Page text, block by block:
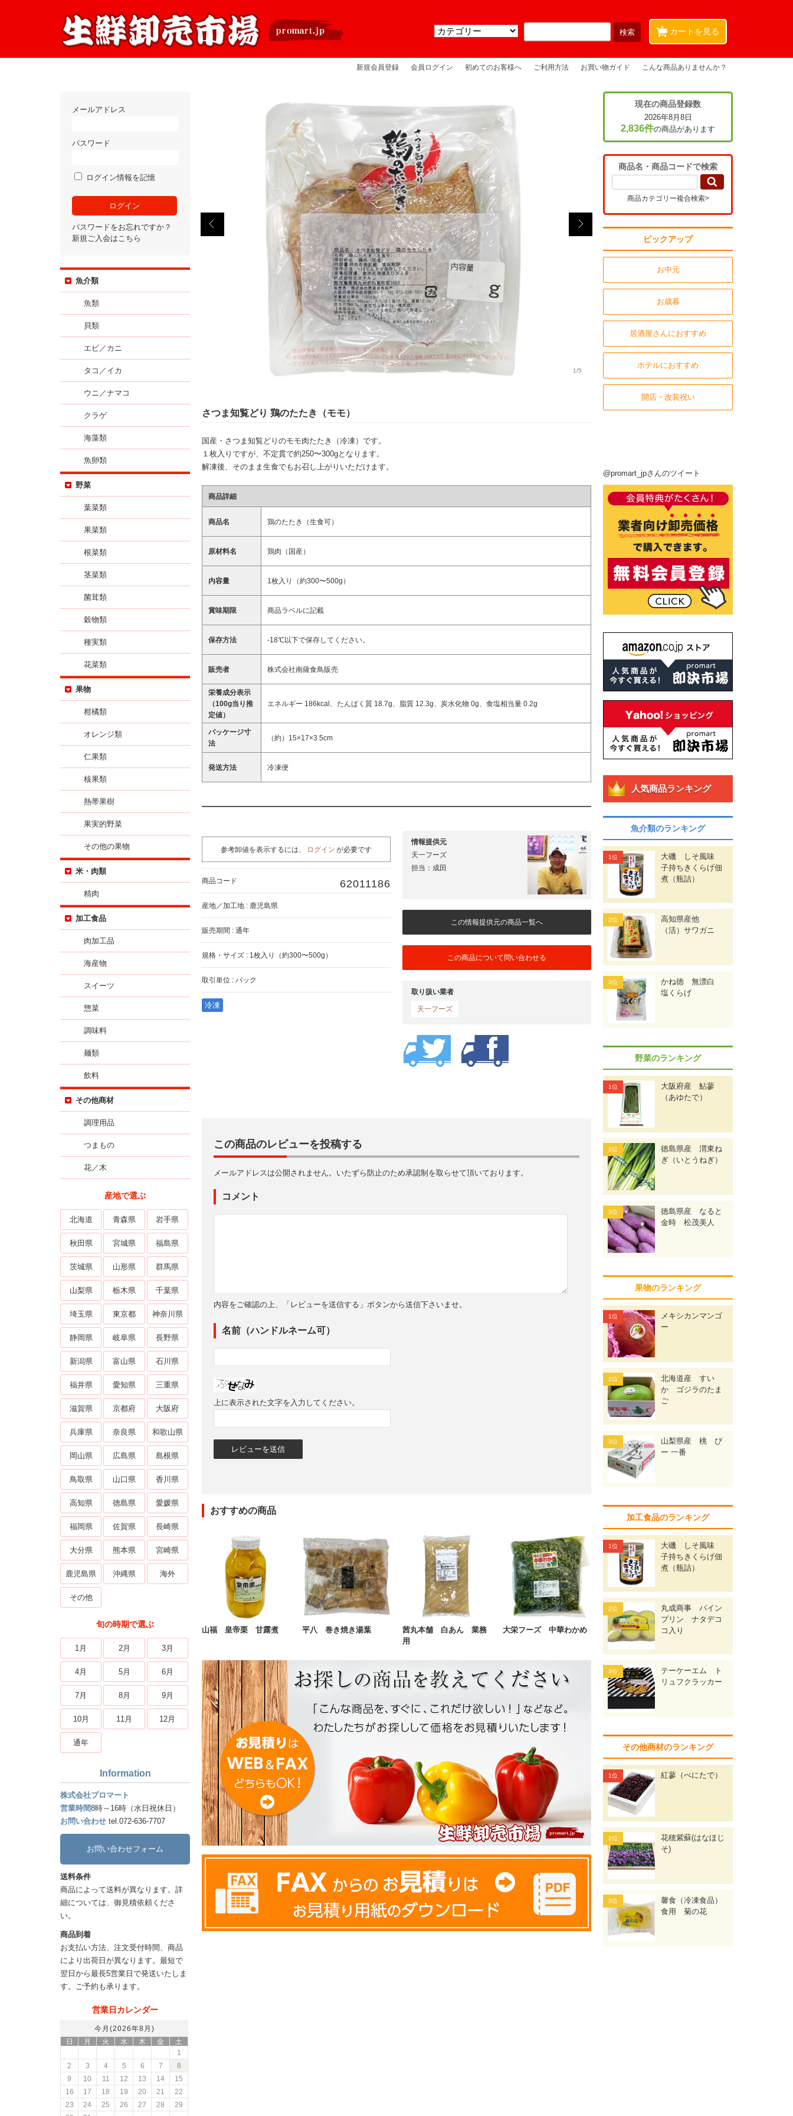
カートを見る
0
新規会員登録 会員ログイン 初めてのお客様へ ご利用方法 お買い物ガイド こんな商品ありませんか？
1/5
さつま知覧どり 鶏のたたき（モモ）
国産・さつま知覧どりのモモ肉たたき（冷凍）です。
１枚入りですが、不定貫で約250〜300gとなります。
解凍後、そのまま生食でもお召し上がりいただけます。
商品詳細
商品名 鶏のたたき（生食可）
原材料名 鶏肉（国産）
内容量 1枚入り（約300〜500g）
賞味期限 商品ラベルに記載
保存方法 -18℃以下で保存してください。
販売者 株式会社南薩食鳥販売
栄養成分表示
（100g当り推
定値）
エネルギー 186kcal、たんぱく質 18.7g、脂質 12.3g、炭水化物 0g、食塩相当量 0.2g
パッケージ寸
法
（約）15×17×3.5cm
発送方法 冷凍便
参考卸値を表示するには、 ログイン が必要です
商品コード 62011186
産地／加工地 : 鹿児島県
販売期間 : 通年
規格・サイズ : 1枚入り（約300〜500g）
取引単位 : パック
冷凍
情報提供元
天一フーズ
担当：成田
この情報提供元の商品一覧へ
この商品について問い合わせる
取り扱い業者
天一フーズ
この商品のレビューを投稿する
メールアドレスは公開されません。いたずら防止のため承認制を取らせて頂いております。
コメント
内容をご確認の上、「レビューを送信する」ボタンから送信下さいませ。
名前（ハンドルネーム可）
上に表示された文字を入力してください。
おすすめの商品
山福 皇帝栗 甘露煮 平八 巻き焼き湯葉
茜丸本舗 白あん 業務
用
大栄フーズ 中華わかめ
メールアドレス
パスワード
ログイン情報を記憶
パスワードをお忘れですか？
新規ご入会はこちら
魚介類
魚類
貝類
エビ／カニ
タコ／イカ
ウニ／ナマコ
クラゲ
海藻類
魚卵類
野菜
葉菜類
果菜類
根菜類
茎菜類
菌茸類
穀物類
種実類
花菜類
果物
柑橘類
オレンジ類
仁果類
核果類
熱帯果樹
果実的野菜
その他の果物
米・肉類
精肉
加工食品
肉加工品
海産物
スイーツ
惣菜
調味料
麺類
飲料
その他商材
調理用品
つまもの
花／木
産地で選ぶ
北海道 青森県 岩手県
秋田県 宮城県 福島県
茨城県 山形県 群馬県
山梨県 栃木県 千葉県
埼玉県 東京都 神奈川県
静岡県 岐阜県 長野県
新潟県 富山県 石川県
福井県 愛知県 三重県
滋賀県 京都府 大阪府
兵庫県 奈良県 和歌山県
岡山県 広島県 島根県
鳥取県 山口県 香川県
高知県 徳島県 愛媛県
福岡県 佐賀県 長崎県
大分県 熊本県 宮崎県
鹿児島県 沖縄県 海外
その他
旬の時期で選ぶ
1月 2月 3月
4月 5月 6月
7月 8月 9月
10月 11月 12月
通年
Information
株式会社プロマート
営業時間8時～16時（水日祝休日）
お問い合わせ tel.072-636-7707
お問い合わせフォーム
送料条件
商品によって送料が異なります。詳
細については、御見積依頼くださ
い。
商品到着
お支払い方法、注文受付時間、商品
により出荷日が異なります。最短で
翌日から最長5営業日で発送いたしま
す。ご予約も承ります。
営業日カレンダー
今月(2026年8月)
日
月 火 水 木 金
土
1
2
3 4 5 6 7
8
9
10 11 12 13 14
15
16
17 18 19 20 21
22
23
24 25 26 27 28
29
現在の商品登録数
2026年8月8日
2,836件の商品があります
商品名・商品コードで検索
商品カテゴリー複合検索>
ピックアップ
お中元
お歳暮
居酒屋さんにおすすめ
ホテルにおすすめ
開店・改装祝い
@promart_jpさんのツイート
人気商品ランキング
魚介類のランキング
大磯 しそ風味
子持ちきくらげ佃
煮（瓶詰）
高知県産他
（活）サワガニ
かね徳 無漂白
塩くらげ
野菜のランキング
大阪府産 鮎蓼
（あゆたで）
徳島県産 渭東ね
ぎ（いとうねぎ）
徳島県産 なると
金時 松茂美人
果物のランキング
メキシカンマンゴ
ー
北海道産 すい
か ゴジラのたま
ご
山梨県産 桃 ぴ
ー 一番
加工食品のランキング
大磯 しそ風味
子持ちきくらげ佃
煮（瓶詰）
丸成商事 パイン
プリン ナタデコ
コ入り
テーケーエム ト
リュフクラッカー
その他商材のランキング
紅蓼（べにたで）
花穂紫蘇(はなほじ
そ)
馨食（冷凍食品）
食用 菊の花